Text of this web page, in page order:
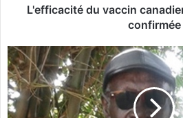
d
u
v
a
c
L'efficacité du vaccin
confirmée
S
o
u
n
g